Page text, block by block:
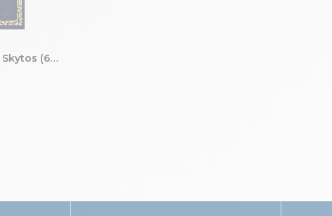
Bloc éphéméride neutre Skytos (6,5 x 9,7 cm) sur support plaque imprimée 14,5 x 21,5 cm 2027